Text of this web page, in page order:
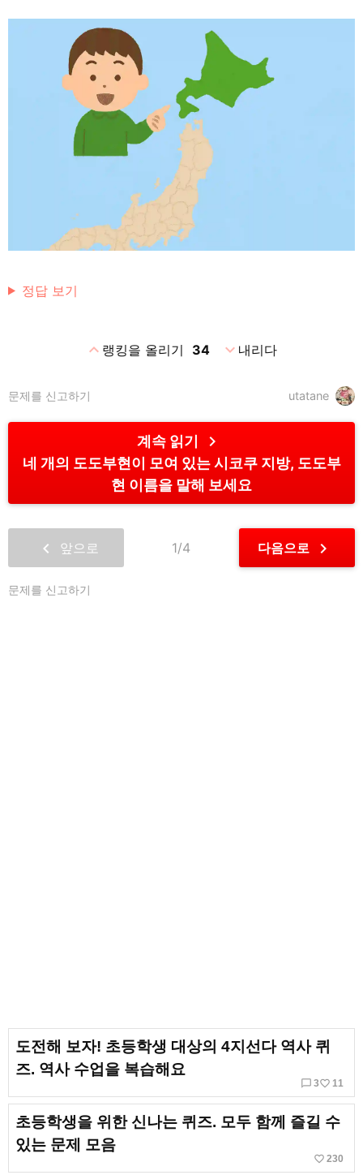
정답 보기
expand_less랭킹을 올리기 34 expand_more내리다
utatane
문제를 신고하기
계속 읽기 chevron_right
네 개의 도도부현이 모여 있는 시코쿠 지방, 도도부
현 이름을 말해 보세요
chevron_left 앞으로 1/4 다음으로 chevron_right
문제를 신고하기
도전해 보자! 초등학생 대상의 4지선다 역사 퀴
즈. 역사 수업을 복습해요
chat_bubble_outline 3favorite_border 11
초등학생을 위한 신나는 퀴즈. 모두 함께 즐길 수
있는 문제 모음
favorite_border 230